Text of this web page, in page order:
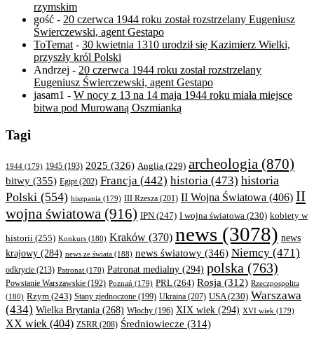
rzymskim
gość - 20 czerwca 1944 roku został rozstrzelany Eugeniusz
Świerczewski, agent Gestapo
ToTemat - 30 kwietnia 1310 urodził się Kazimierz Wielki,
przyszły król Polski
Andrzej - 20 czerwca 1944 roku został rozstrzelany
Eugeniusz Świerczewski, agent Gestapo
jasam1 - W nocy z 13 na 14 maja 1944 roku miała miejsce
bitwa pod Murowaną Oszmianką
Tagi
1944 (179) 1945 (193) 2025 (326) Anglia (229) archeologia (870)
bitwy (355) Egipt(202) Francja (442) historia (473) historia
Polski (554) hiszpania (179) III Rzesza (201) II Wojna Światowa (406) II
wojna światowa (916) IPN (247) I wojna światowa (230) kobiety w
historii (255) Konkurs (180) Kraków (370) news (3078) news
krajowy (284) news ze świata (188) news światowy (346) Niemcy (471)
odkrycie (213) Patronat (170) Patronat medialny (294) polska (763)
Powstanie Warszawskie (192) Poznań (179) PRL(264) Rosja (312) Rzeczpospolita
(180) Rzym (243) Stany zjednoczone (199) Ukraina (207) USA(230) Warszawa
(434) Wielka Brytania (268) Włochy (196) XIX wiek (294) XVI wiek (179)
XX wiek (404) ZSRR (208) Średniowiecze (314)